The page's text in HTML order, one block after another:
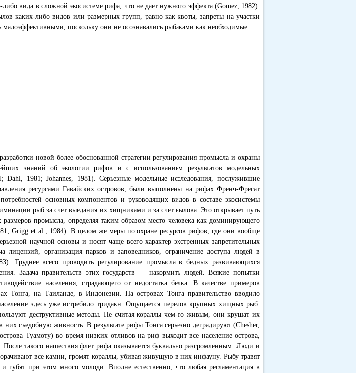
либо вида в сложной экосистеме рифа, что не дает нужного эффекта (Gomez, 1982).
каких-либо видов или размерных групп, равно как квоты, запреты на участки
малоэффективными, поскольку они не осознавались рыбаками как необходимые.
новой более обоснованной стратегии регулирования промысла и охраны
знаний об экологии рифов и с использованием результатов модельных
Dahl, 1981; Johannes, 1981). Серьезные модельные исследования, послужившие
ресурсами Гавайских островов, были выполнены на рифах Френч-Фрегат
основных компонентов и руководящих видов в составе экосистемы
рыб за счет выедания их хищниками и за счет вылова. Это открывает путь
промысла, определяя таким образом место человека как доминирующего
Grigg et al., 1984). В целом же меры по охране ресурсов рифов, где они вообще
научной основы и носят чаще всего характер экстренных запретительных
лицензий, организация парков и заповедников, ограничение доступа людей в
Труднее всего проводить регулирование промысла в бедных развивающихся
Задача правительств этих государств — накормить людей. Всякие попытки
населения, страдающего от недостатка белка. В качестве примеров
Тонга, на Таиланде, в Индонезии. На островах Тонга правительство вводило
здесь уже истребило тридакн. Ощущается перелов крупных хищных рыб.
деструктивные методы. Не считая кораллы чем-то живым, они крушат их
съедобную живность. В результате рифы Тонга серьезно деградируют (Chesher,
Туамоту) во время низких отливов на риф выходит все население острова,
такого нашествия флет рифа оказывается буквально разгромленным. Люди и
все камни, громят кораллы, убивая живущую в них инфауну. Рыбу травят
губят при этом много молоди. Вполне естественно, что любая регламентация в